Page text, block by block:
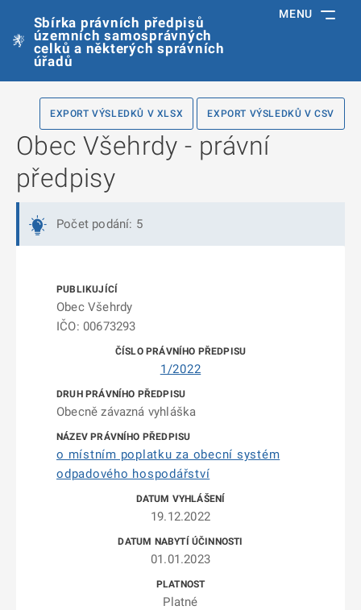
Sbírka právních předpisů
územních samosprávných
celků a některých správních
úřadů
MENU
EXPORT VÝSLEDKŮ V XLSX EXPORT VÝSLEDKŮ V CSV
Obec Všehrdy - právní
předpisy
Počet podání: 5
Obec Všehrdy
IČO: 00673293
1/2022
Obecně závazná vyhláška
o místním poplatku za obecní systém
odpadového hospodářství
19.12.2022
01.01.2023
Platné